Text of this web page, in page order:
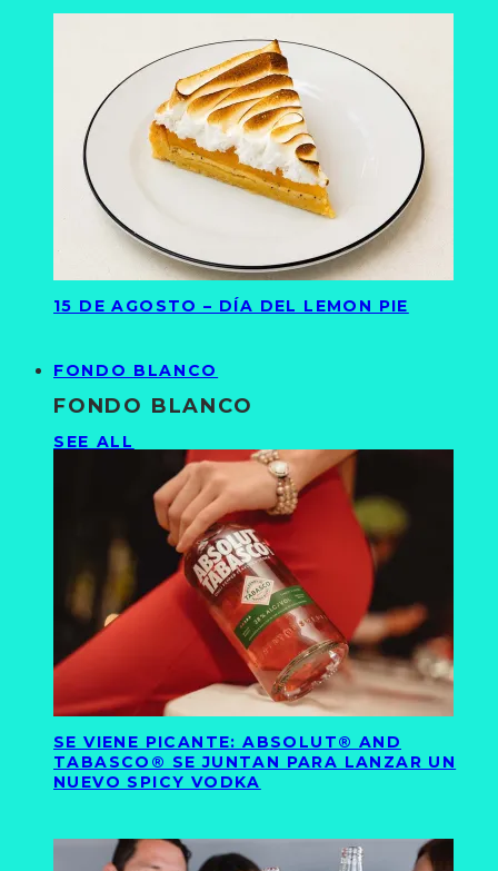
15 DE AGOSTO – DÍA DEL LEMON PIE
FONDO BLANCO
FONDO BLANCO
SEE ALL
SE VIENE PICANTE: ABSOLUT® AND
TABASCO® SE JUNTAN PARA LANZAR UN
NUEVO SPICY VODKA